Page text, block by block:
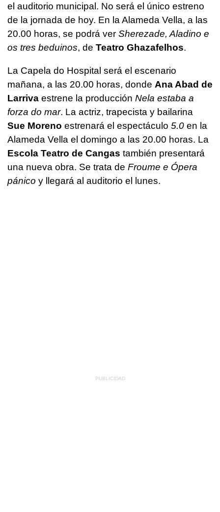
el auditorio municipal. No será el único estreno
de la jornada de hoy. En la Alameda Vella, a las
20.00 horas, se podrá ver Sherezade, Aladino e
os tres beduinos, de Teatro Ghazafelhos.
La Capela do Hospital será el escenario
mañana, a las 20.00 horas, donde Ana Abad de
Larriva estrene la producción Nela estaba a
forza do mar. La actriz, trapecista y bailarina
Sue Moreno estrenará el espectáculo 5.0 en la
Alameda Vella el domingo a las 20.00 horas. La
Escola Teatro de Cangas también presentará
una nueva obra. Se trata de Froume e Ópera
pánico y llegará al auditorio el lunes.